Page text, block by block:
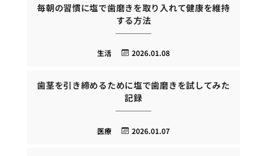
毎朝の習慣に塩で歯磨きを取り入れて健康を維持
する方法
2026.01.08
生活
歯茎を引き締めるために塩で歯磨きを試してみた
記録
2026.01.07
医療